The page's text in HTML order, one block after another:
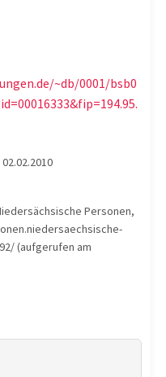
~db/0001/bsb0
02.02.2010
Personen,
(aufgerufen am